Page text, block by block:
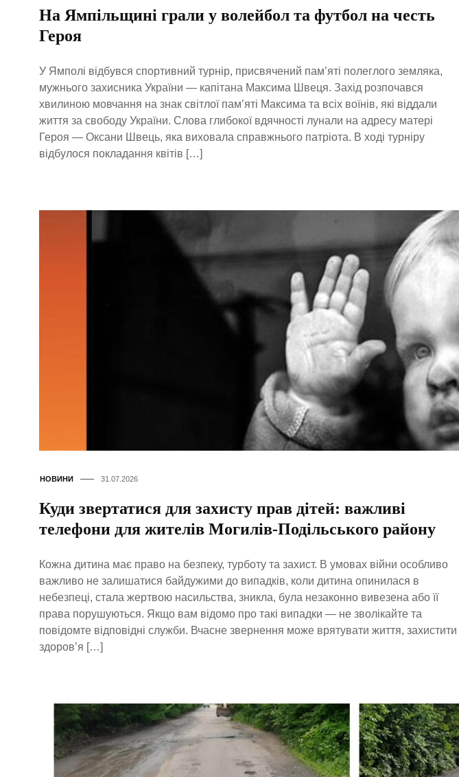
На Ямпільщині грали у волейбол та футбол на честь
Героя
У Ямполі відбувся спортивний турнір, присвячений пам’яті полеглого земляка,
мужнього захисника України — капітана Максима Швеця. Захід розпочався
хвилиною мовчання на знак світлої пам’яті Максима та всіх воїнів, які віддали
життя за свободу України. Слова глибокої вдячності лунали на адресу матері
Героя — Оксани Швець, яка виховала справжнього патріота. В ході турніру
відбулося покладання квітів […]
НОВИНИ 31.07.2026
Куди звертатися для захисту прав дітей: важливі
телефони для жителів Могилів-Подільського району
Кожна дитина має право на безпеку, турботу та захист. В умовах війни особливо
важливо не залишатися байдужими до випадків, коли дитина опинилася в
небезпеці, стала жертвою насильства, зникла, була незаконно вивезена або її
права порушуються. Якщо вам відомо про такі випадки — не зволікайте та
повідомте відповідні служби. Вчасне звернення може врятувати життя, захистити
здоров’я […]